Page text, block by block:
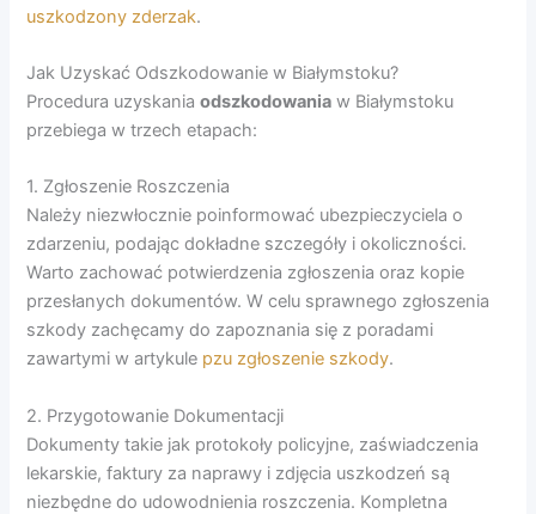
uszkodzony zderzak.
Jak Uzyskać Odszkodowanie w Białymstoku?
Procedura uzyskaniaodszkodowania w Białymstoku
przebiega w trzech etapach:
1. Zgłoszenie Roszczenia
Należy niezwłocznie poinformować ubezpieczyciela o
zdarzeniu, podając dokładne szczegóły i okoliczności.
Warto zachować potwierdzenia zgłoszenia oraz kopie
przesłanych dokumentów. W celu sprawnego zgłoszenia
szkody zachęcamy do zapoznania się z poradami
zawartymi w artykule pzu zgłoszenie szkody.
2. Przygotowanie Dokumentacji
Dokumenty takie jak protokoły policyjne, zaświadczenia
lekarskie, faktury za naprawy i zdjęcia uszkodzeń są
niezbędne do udowodnienia roszczenia. Kompletna